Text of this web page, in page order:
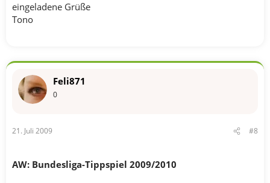
eingeladene Grüße
Tono
Feli871
0
21. Juli 2009 #8
AW: Bundesliga-Tippspiel 2009/2010